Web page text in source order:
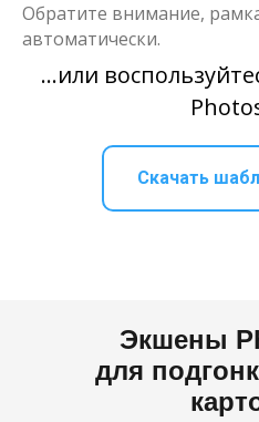
Обратите внимание,
автоматически.
...или
Скачать
Экшены
для